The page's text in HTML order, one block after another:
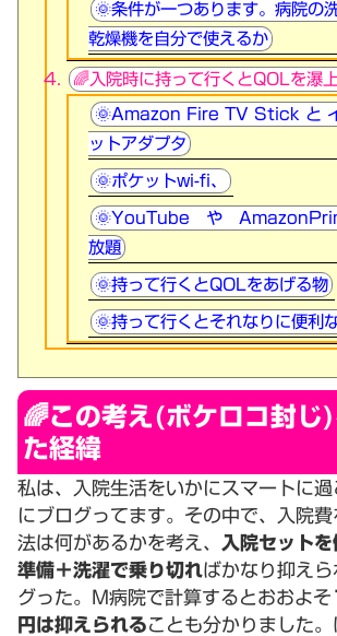
🌞条件が一つあります。病院の
乾燥機を自分で使えるか
🌈入院時に持って行くとQOLを瀑
🌞Amazon Fire TV Stick と
ットアダプタ
🌞ポケットwi-fi、
🌞YouTube や
放題
🌞持って行くとQOLをあげる物
🌞持って行くとそれなりに便利
🌈この考え(ボケロコ封じ
た経緯
私は、入院生活をいかにスマートに
にブログってます。その中で、入院
法は何があるかを考え、
入院セット
準備＋洗濯で乗り切ればかなり抑え
グった。M病院で計算するとおおよそ
円は抑えられることも分かりました